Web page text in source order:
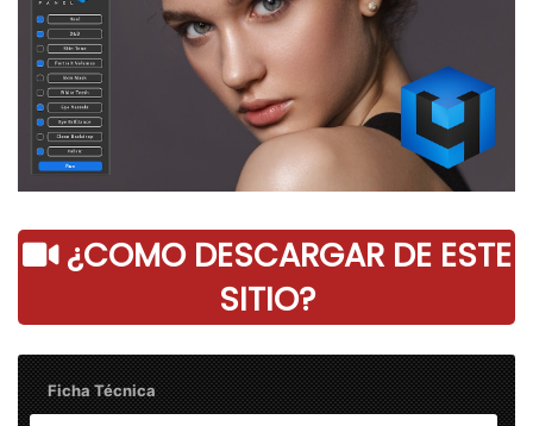
¿COMO DESCARGAR DE ESTE
SITIO?
Ficha Técnica